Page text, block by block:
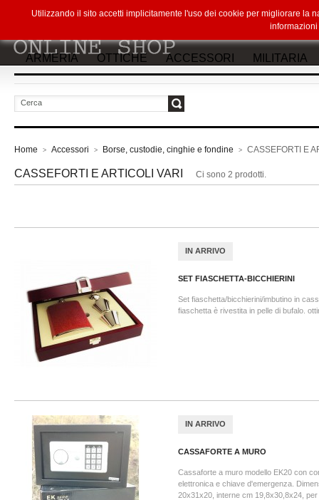
ARMERIA OTTICHE ACCESSORI MILITARIA
Home > Accessori > Borse, custodie, cinghie e fondine > CASSEFORTI E
CASSEFORTI E ARTICOLI VARI Ci sono 2 prodotti.
IN ARRIVO
SET FIASCHETTA-BICCHIERINI
Set fiaschetta/bicchierini/imbutino in
fiaschetta è rivestita in pelle di bufalo.
IN ARRIVO
CASSAFORTE A MURO
Cassaforte a muro modello EK20 con
elettronica e chiave d'emergenza.
20x31x20, interne cm 19,8x30,8x24,
Utilizzando il sito accetti implicitamente l'uso dei cookie per migliorare la
informazioni